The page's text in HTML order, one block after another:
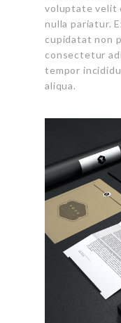
voluptate velit
nulla pariatur.
cupidatat non
consectetur
tempor
aliqua.